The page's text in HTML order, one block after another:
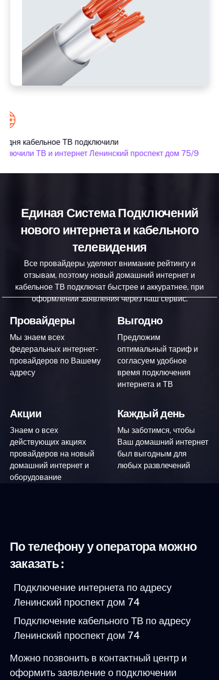
кабельное ТВ подключили
ТВ и интернет Ленинский проспект дом 75/9
Единая Система Подключений
нового интернета и кабельного
телевидения
Все провайдеры уделяют внимание рейтингу и
отзывам, поэтому новый домашний интернет и
кабельное ТВ подключат быстрее и аккуратнее, при
оформлении заявления через наш сервис.
Провайдеры
Мы знаем всех
федеральных интернет-
провайдеров по Вашему
адресу
Выгодно
Предложим
оптимальный тариф и
согласуем удобное
время подключения
интернета и ТВ
Акции
Знаем о всех
действующих акциях
провайдеров на новый
домашний интернет и
оборудование
Каждый день
Мы заботимся, чтобы
Ваш домашний интернет
был выгодным для
любых развлечений
По телефону у оператора можно
заказать :
Подключение интернета по адресу
Ленинский проспект дом 74
Подключение кабельного ТВ по адресу
Ленинский проспект дом 74
Можно позвонить в контактный центр и
оформить заявление о подключении